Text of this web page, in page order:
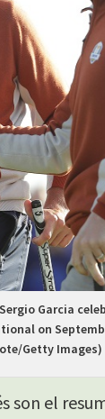
Sergio Garcia
on
Getty Images)
son el